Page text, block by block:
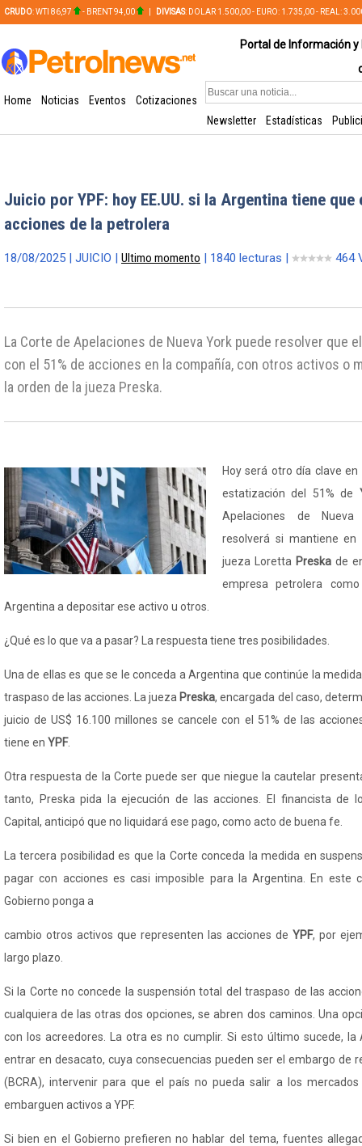
CRUDO: WTI 86,97 - BRENT 94,00 DIVISAS: DOLAR 1.500,00 - EURO: 1.735,00 - REAL:
Portal de Información
Home Noticias Eventos
Cotizaciones
Newsletter
Estadísticas
Juicio por YPF: hoy EE.UU. si la Argentina tiene
acciones de la petrolera
18/08/2025 | JUICIO | Ultimo momento | 1840 lecturas | 464
La Corte de Apelaciones de Nueva York puede resolver que
con el 51% de acciones en la compañía, con otros activos o
la orden de la jueza Preska.
Hoy será otro día clave
estatización del 51% de
Apelaciones de Nueva
resolverá si mantiene
jueza Loretta Preska de
empresa petrolera
Argentina a depositar ese activo u otros.
¿Qué es lo que va a pasar? La respuesta tiene tres posibilidades.
Una de ellas es que se le conceda a Argentina que continúe la
traspaso de las acciones. La jueza Preska, encargada del caso,
juicio de US$ 16.100 millones se cancele con el 51% de las
tiene en YPF.
Otra respuesta de la Corte puede ser que niegue la cautelar
tanto,
Preska pida la ejecución de las acciones. El financista de
Capital, anticipó que no liquidará ese pago, como acto de buena fe.
La tercera posibilidad es que la Corte conceda la medida en
pagar con acciones es casi imposible para la Argentina. En este
Gobierno ponga a
cambio otros activos que representen las acciones de YPF, por
largo plazo.
Si la Corte no concede la suspensión total del traspaso de las
cualquiera de las otras dos opciones, se abren dos caminos. Una
con los acreedores. La otra es no cumplir. Si esto último sucede,
entrar en desacato, cuya consecuencias pueden ser el embargo de
(BCRA), intervenir para que el país no pueda salir a los
embarguen activos a YPF.
Si bien en el Gobierno prefieren no hablar del tema, fuentes